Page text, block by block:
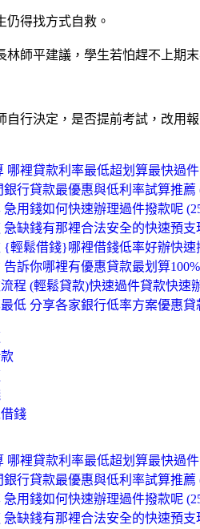
仍得找方式自救。
林師平建議，學生若怕趕不上期
自行決定，是否提前考試，改用
哪裡貸款利率最低超划算最快過件
行貸款最優惠與低利率試算推薦
用錢如何快速辦理過件撥款呢
缺錢有那裡合法安全的快速預支
{輕鬆借錢}哪裡借錢低率好辦快速
訴你哪裡有優惠貸款最划算
程 (輕鬆貸款)快速過件貸款快速
低 分享各家銀行低率方案優惠貸
錢
哪裡貸款利率最低超划算最快過件
行貸款最優惠與低利率試算推薦
用錢如何快速辦理過件撥款呢
缺錢有那裡合法安全的快速預支